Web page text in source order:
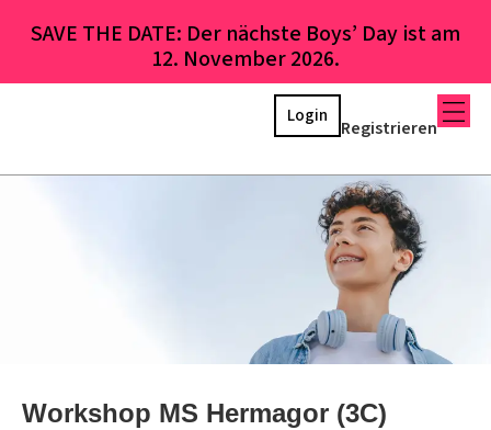
SAVE THE DATE: Der nächste Boys’ Day ist am
12. November 2026.
Registrieren
Login
Workshop MS Hermagor (3C)